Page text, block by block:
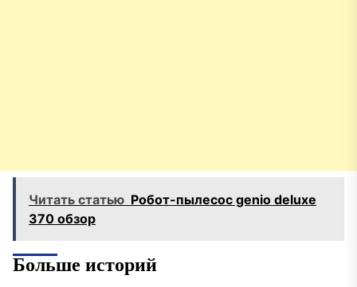
Читать статью Робот-пылесос genio deluxe
370 обзор
Больше историй